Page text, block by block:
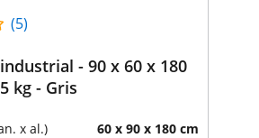
(5)
- 90 x 60 x 180
kg - Gris
x al.) 60 x 90 x 180 cm